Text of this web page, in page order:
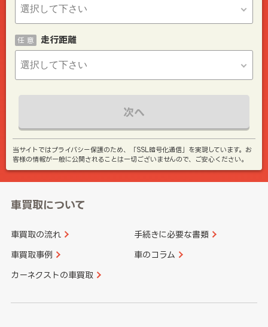
走行距離
任 意
次へ
当サイトではプライバシー保護のため、「SSL暗号化通信」を実現しています。お
客様の情報が一般に公開されることは一切ございませんので、ご安心ください。
車買取について
車買取の流れ 手続きに必要な書類
車買取事例 車のコラム
カーネクストの車買取